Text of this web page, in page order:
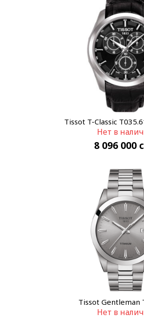
Tissot T-Classic
Нет в
8 096 000
Tissot Gentleman
Нет в